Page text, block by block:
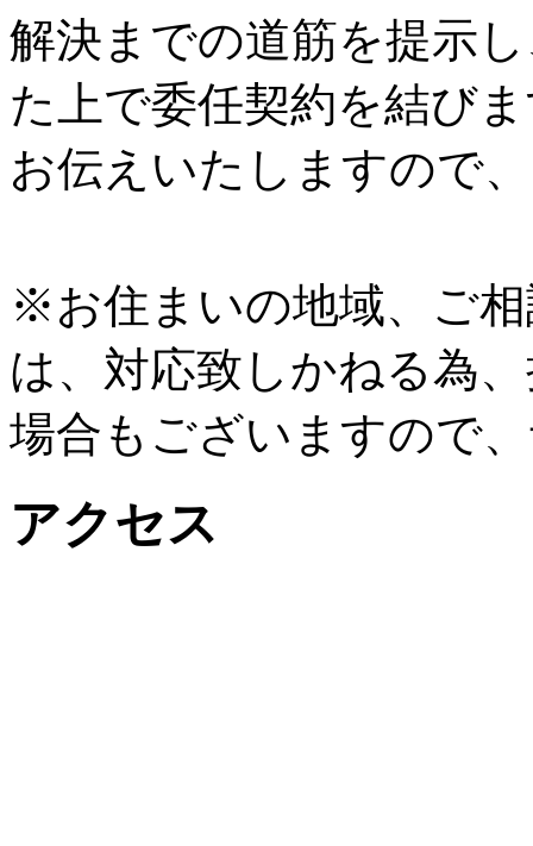
解決までの道筋を提示
た上で委任契約を結び
お伝えいたしますので
※お住まいの地域、ご
は、対応致しかねる為
場合もございますので
アクセス